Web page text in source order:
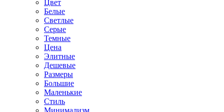
Цвет
Белые
Светлые
Серые
Темные
Цена
Элитные
Дешевые
Размеры
Большие
Маленькие
Стиль
Минимализм